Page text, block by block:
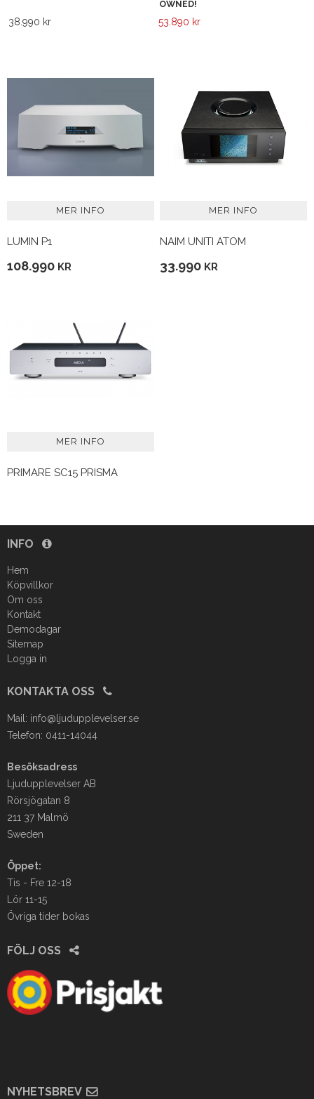
38.990 kr
OWNED!
53.890 kr
MER INFO
LUMIN P1
108.990 KR
MER INFO
NAIM UNITI ATOM
33.990 KR
MER INFO
PRIMARE SC15 PRISMA
INFO
Hem
Köpvillkor
Om oss
Kontakt
Demodagar
Sitemap
Logga in
KONTAKTA OSS
Mail: info@ljudupplevelser.se
Telefon: 0411-14044
Besöksadress
Ljudupplevelser AB
Rörsjögatan 8
211 37 Malmö
Sweden
Öppet:
Tis - Fre 12-18
Lör 11-15
Övriga tider bokas
FÖLJ OSS
NYHETSBREV